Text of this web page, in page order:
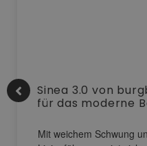
Sinea 3.0 von
für das moderne
Mit weichem Schwung